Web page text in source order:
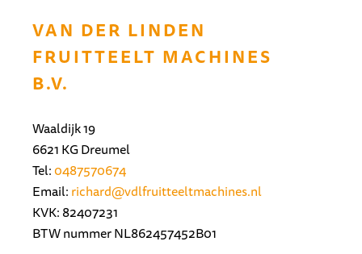
VAN DER LINDEN
FRUITTEELT MACHINES
B.V.
Waaldijk 19
6621 KG Dreumel
Tel:0487570674
Email:richard@vdlfruitteeltmachines.nl
KVK: 82407231
BTW nummer NL862457452B01